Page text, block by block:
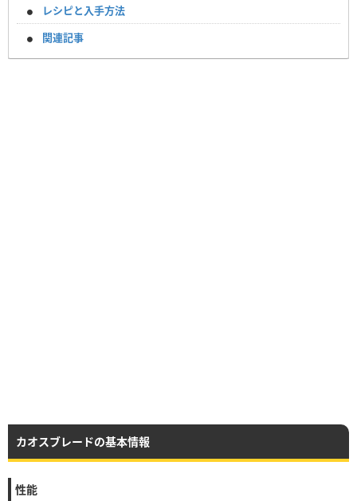
レシピと入手方法
関連記事
カオスブレードの基本情報
性能